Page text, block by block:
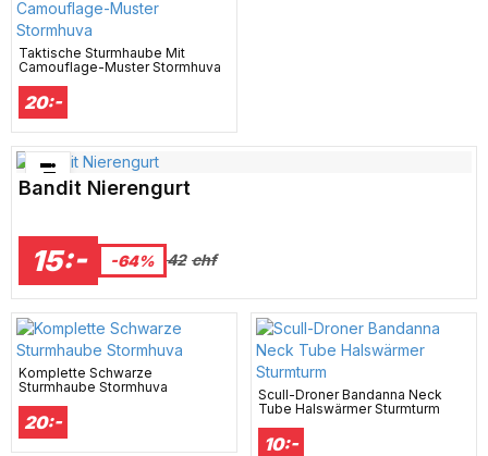
Taktische Sturmhaube Mit
Camouflage-Muster Stormhuva
20:-
Bästsäljare just nu!
Bandit Nierengurt
15:- -64% 42 chf
Komplette Schwarze
Sturmhaube Stormhuva
20:-
Scull-Droner Bandanna Neck
Tube Halswärmer Sturmturm
10:-